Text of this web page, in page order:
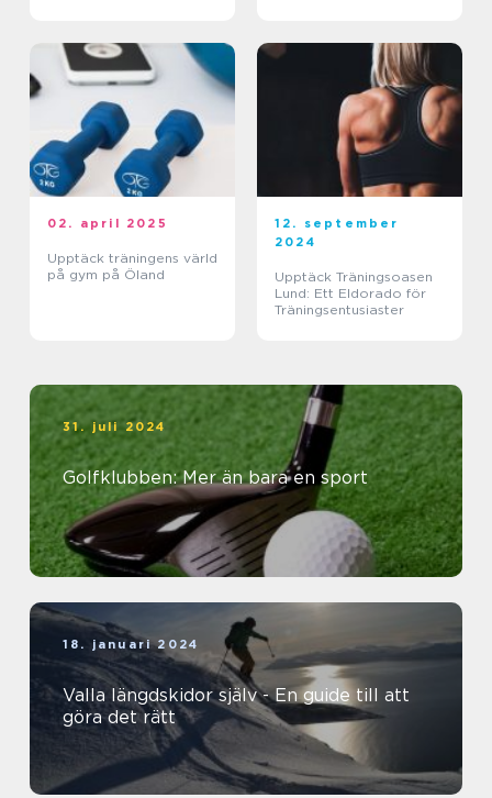
02. april 2025
Upptäck träningens värld
på gym på Öland
12. september
2024
Upptäck Träningsoasen
Lund: Ett Eldorado för
Träningsentusiaster
31. juli 2024
Golfklubben: Mer än bara en sport
18. januari 2024
Valla längdskidor själv - En guide till att
göra det rätt